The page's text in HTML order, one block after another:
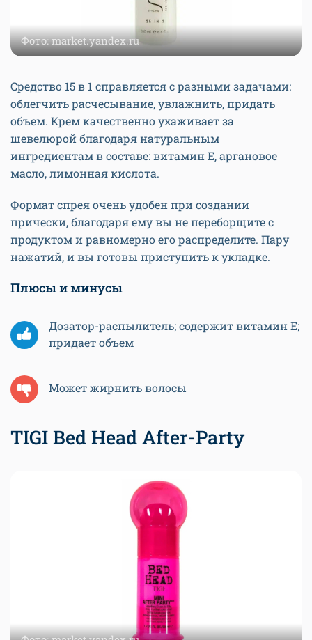
Фото: market.yandex.ru
Средство 15 в 1 справляется с разными задачами:
облегчить расчесывание, увлажнить, придать
объем. Крем качественно ухаживает за
шевелюрой благодаря натуральным
ингредиентам в составе: витамин Е, аргановое
масло, лимонная кислота.
Формат спрея очень удобен при создании
прически, благодаря ему вы не переборщите с
продуктом и равномерно его распределите. Пару
нажатий, и вы готовы приступить к укладке.
Плюсы и минусы
Дозатор-распылитель; содержит витамин Е;
придает объем
Может жирнить волосы
TIGI Bed Head After-Party